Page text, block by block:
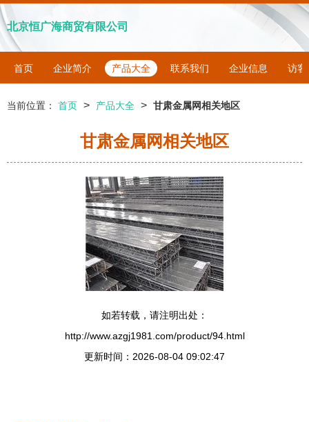
北京恒广海商贸有限公司
首页 企业简介 产品大全 联系我们 企业信息 访客
当前位置： 首页 > 产品大全 > 甘肃金属网相关地区
甘肃金属网相关地区
如若转载，请注明出处：
http://www.azgj1981.com/product/94.html
更新时间：2026-08-04 09:02:47